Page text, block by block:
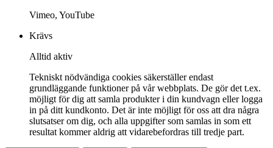
Vimeo, YouTube
Krävs
Alltid aktiv
Tekniskt nödvändiga cookies säkerställer endast
grundläggande funktioner på vår webbplats. De gör det t.ex.
möjligt för dig att samla produkter i din kundvagn eller logga
in på ditt kundkonto. Det är inte möjligt för oss att dra några
slutsatser om dig, och alla uppgifter som samlas in som ett
resultat kommer aldrig att vidarebefordras till tredje part.